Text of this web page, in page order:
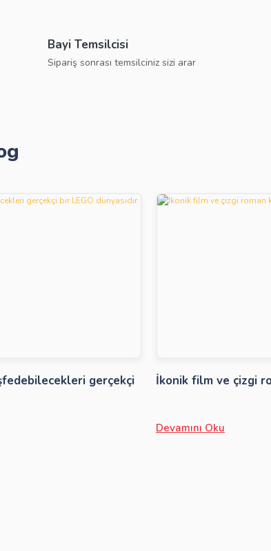
Bayi Temsilcisi
Sipariş sonrası temsilciniz sizi arar
gerçekçi
İkonik film ve çizgi
Devamını Oku